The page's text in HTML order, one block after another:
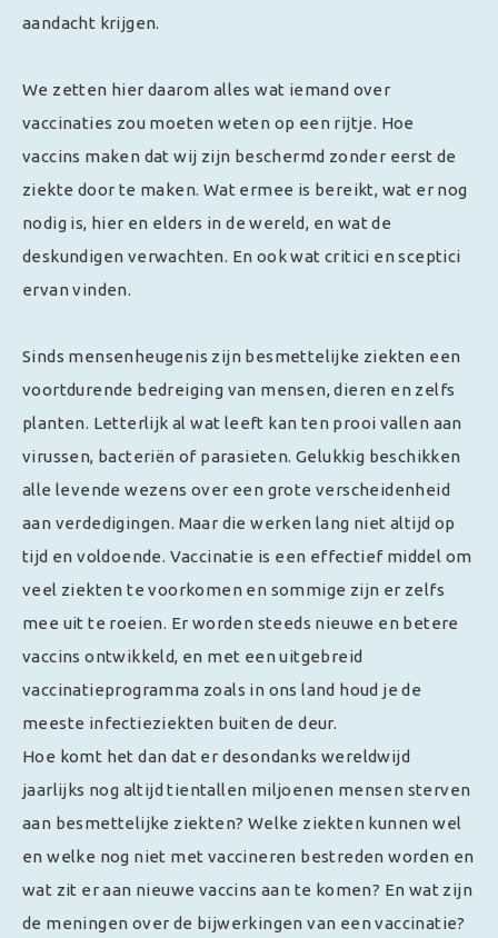
aandacht krijgen.
We zetten hier daarom alles wat iemand over
vaccinaties zou moeten weten op een rijtje. Hoe
vaccins maken dat wij zijn beschermd zonder eerst de
ziekte door te maken. Wat ermee is bereikt, wat er nog
nodig is, hier en elders in de wereld, en wat de
deskundigen verwachten. En ook wat critici en sceptici
ervan vinden.
Sinds mensenheugenis zijn besmettelijke ziekten een
voortdurende bedreiging van mensen, dieren en zelfs
planten. Letterlijk al wat leeft kan ten prooi vallen aan
virussen, bacteriën of parasieten. Gelukkig beschikken
alle levende wezens over een grote verscheidenheid
aan verdedigingen. Maar die werken lang niet altijd op
tijd en voldoende. Vaccinatie is een effectief middel om
veel ziekten te voorkomen en sommige zijn er zelfs
mee uit te roeien. Er worden steeds nieuwe en betere
vaccins ontwikkeld, en met een uitgebreid
vaccinatieprogramma zoals in ons land houd je de
meeste infectieziekten buiten de deur.
Hoe komt het dan dat er desondanks wereldwijd
jaarlijks nog altijd tientallen miljoenen mensen sterven
aan besmettelijke ziekten? Welke ziekten kunnen wel
en welke nog niet met vaccineren bestreden worden en
wat zit er aan nieuwe vaccins aan te komen? En wat zijn
de meningen over de bijwerkingen van een vaccinatie?